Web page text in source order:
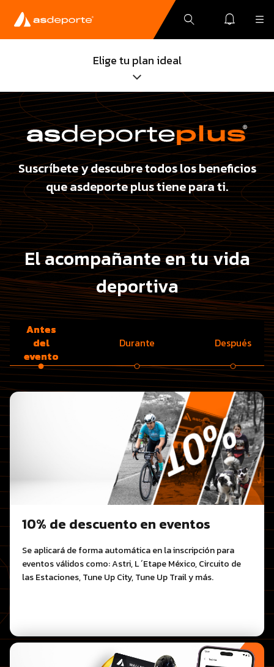
Elige tu plan ideal
Mensual
$159MXN
Anual
$1649MXN
Suscríbete
Suscríbete y descubre todos los beneficios
que asdeporte plus tiene para ti.
El acompañante en tu vida
deportiva
Antes
del
evento
Durante Después
10% de descuento en eventos
Se aplicará de forma automática en la inscripción para
eventos válidos como: Astri, L ´Etape México, Circuito de
las Estaciones, Tune Up City, Tune Up Trail y más.